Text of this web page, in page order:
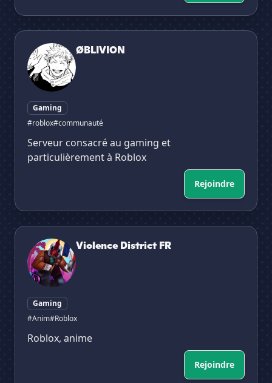
ØBLIVION
ØBLIVION
Gaming
#roblox#communauté
Serveur consacré au gaming et
particulièrement à Roblox
Rejoindre
Violence District FR
Violence District FR
Gaming
#Anim#Roblox
Roblox, anime
Rejoindre